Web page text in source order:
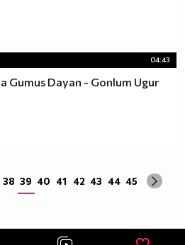
04:43
Dayan - Gonlum Ugur
38 39 40 41 42 43 44 45